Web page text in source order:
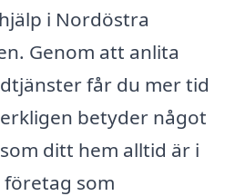
i Nordöstra
Genom att anlita
får du mer tid
betyder något
ditt hem alltid är i
som